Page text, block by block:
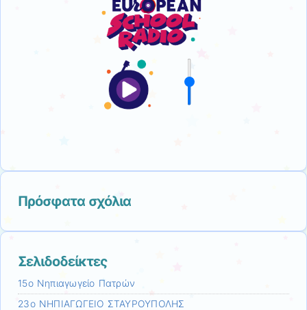
Πρόσφατα σχόλια
Σελιδοδείκτες
15ο Νηπιαγωγείο Πατρών
23ο ΝΗΠΙΑΓΩΓΕΙΟ ΣΤΑΥΡΟΥΠΟΛΗΣ